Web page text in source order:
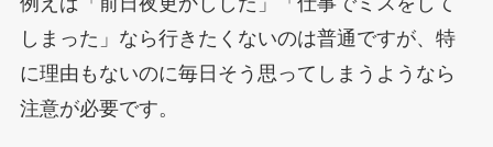
しまった」なら行きたくないのは普通ですが、特
に理由もないのに毎日そう思ってしまうようなら
注意が必要です。